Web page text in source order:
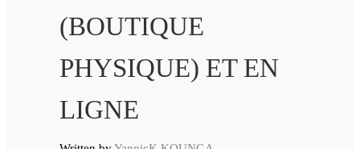
(BOUTIQUE
PHYSIQUE) ET EN
LIGNE